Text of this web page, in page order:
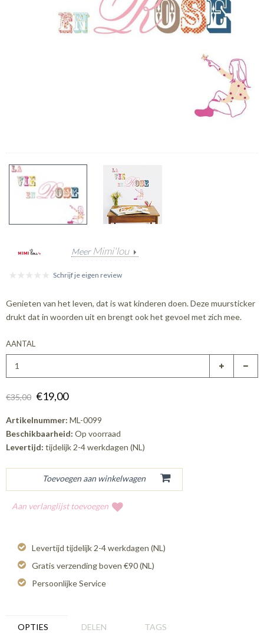
Meer Mimi'lou
Schrijf je eigen review
Genieten van het leven, dat is wat kinderen doen. Deze muursticker
drukt dat in woorden uit en brengt ook het gevoel met zich mee.
AANTAL
€35,00 €19,00
Artikelnummer: ML-0099
Beschikbaarheid: Op voorraad
Levertijd: tijdelijk 2-4 werkdagen (NL)
Aan verlanglijst toevoegen
Levertijd tijdelijk 2-4 werkdagen (NL)
Gratis verzending boven €90 (NL)
Persoonlijke Service
OPTIES DELEN TAGS